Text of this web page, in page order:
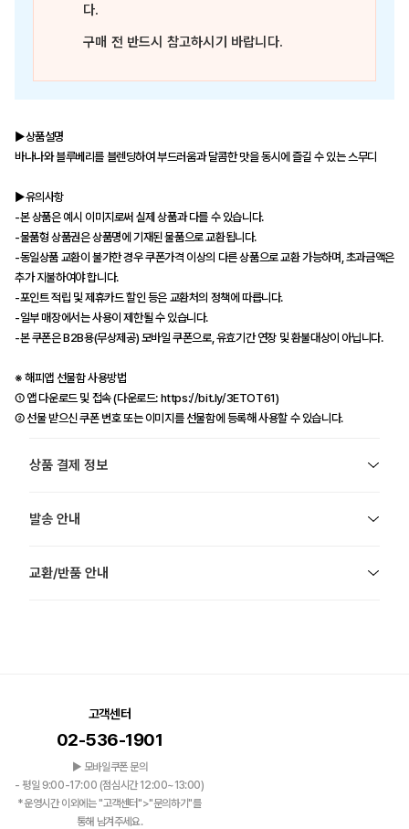
다.
구매 전 반드시 참고하시기 바랍니다.
▶상품설명
바나나와 블루베리를 블렌딩하여 부드러움과 달콤한 맛을 동시에 즐길 수 있는 스무디
▶유의사항
-본 상품은 예시 이미지로써 실제 상품과 다를 수 있습니다.
-물품형 상품권은 상품명에 기재된 물품으로 교환됩니다.
-동일상품 교환이 불가한 경우 쿠폰가격 이상의 다른 상품으로 교환 가능하며, 초과금액은
추가 지불하여야 합니다.
-포인트 적립 및 제휴카드 할인 등은 교환처의 정책에 따릅니다.
-일부 매장에서는 사용이 제한될 수 있습니다.
-본 쿠폰은 B2B용(무상제공) 모바일 쿠폰으로, 유효기간 연장 및 환불대상이 아닙니다.
※ 해피앱 선물함 사용방법
① 앱 다운로드 및 접속 (다운로드: https://bit.ly/3ETOT61)
② 선물 받으신 쿠폰 번호 또는 이미지를 선물함에 등록해 사용할 수 있습니다.
상품 결제 정보
발송 안내
교환/반품 안내
고객센터
02-536-1901
▶ 모바일쿠폰 문의
- 평일 9:00-17:00 (점심시간 12:00~13:00)
*운영시간 이외에는 "고객센터">"문의하기"를
통해 남겨주세요.